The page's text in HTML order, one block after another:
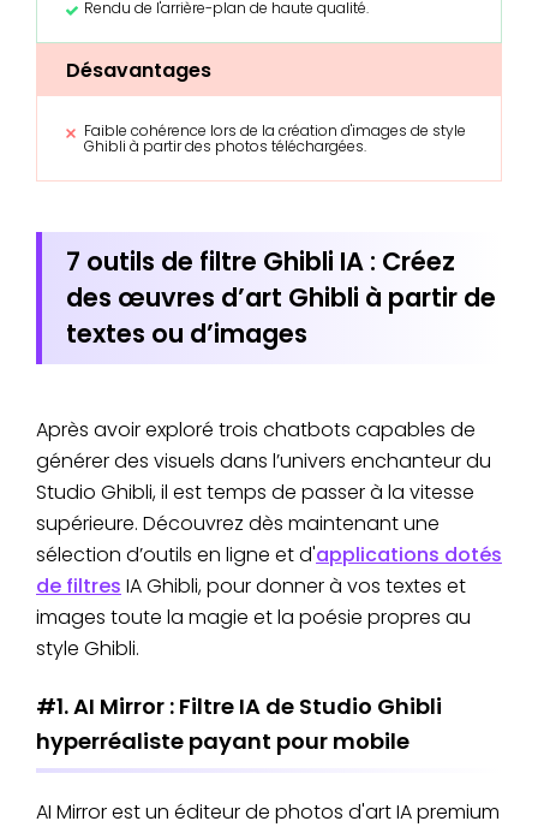
Rendu de l'arrière-plan de haute qualité.
Désavantages
Faible cohérence lors de la création d'images de style
Ghibli à partir des photos téléchargées.
7 outils de filtre Ghibli IA : Créez
des œuvres d’art Ghibli à partir de
textes ou d’images
Après avoir exploré trois chatbots capables de
générer des visuels dans l’univers enchanteur du
Studio Ghibli, il est temps de passer à la vitesse
supérieure. Découvrez dès maintenant une
sélection d’outils en ligne et d'applications dotés
de filtres IA Ghibli, pour donner à vos textes et
images toute la magie et la poésie propres au
style Ghibli.
#1. AI Mirror : Filtre IA de Studio Ghibli
hyperréaliste payant pour mobile
AI Mirror est un éditeur de photos d'art IA premium